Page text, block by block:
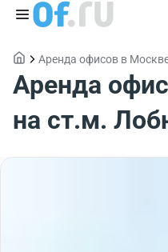
Аренда офисов в
Аренда
на ст.м.